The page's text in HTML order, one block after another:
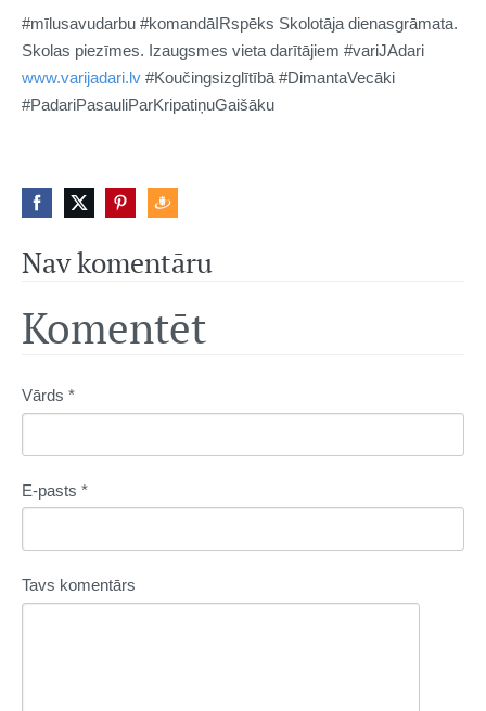
#mīlusavudarbu #komandāIRspēks Skolotāja dienasgrāmata.
Skolas piezīmes. Izaugsmes vieta darītājiem #variJAdari
www.varijadari.lv #Koučingsizglītībā #DimantaVecāki
#PadariPasauliParKripatiņuGaišāku
Nav komentāru
Komentēt
Vārds *
E-pasts *
Tavs komentārs